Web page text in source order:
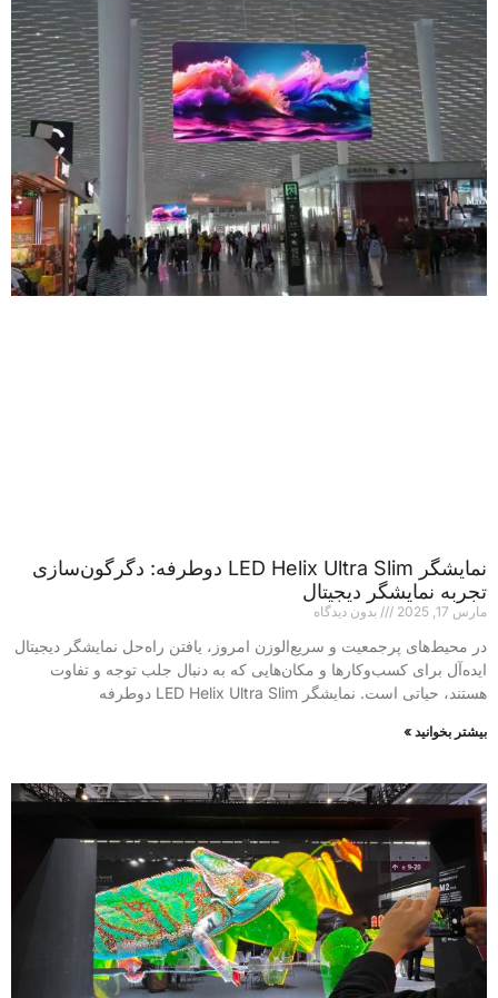
نمایشگر LED Helix Ultra Slim دوطرفه: دگرگون‌سازی
تجربه نمایشگر دیجیتال
مارس 17, 2025 بدون دیدگاه
در محیط‌های پرجمعیت و سریع‌الوزن امروز، یافتن راه‌حل نمایشگر دیجیتال
ایده‌آل برای کسب‌وکارها و مکان‌هایی که به دنبال جلب توجه و تفاوت
هستند، حیاتی است. نمایشگر LED Helix Ultra Slim دوطرفه
بیشتر بخوانید »